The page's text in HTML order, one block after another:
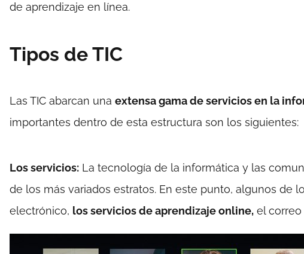
de aprendizaje en línea.
Tipos de TIC
Las TIC abarcan una extensa gama de servicios en la
importantes dentro de esta estructura son los siguientes:
Los servicios: La tecnología de la informática y las
de los más variados estratos. En este punto, algunos de
electrónico, los servicios de aprendizaje online, el